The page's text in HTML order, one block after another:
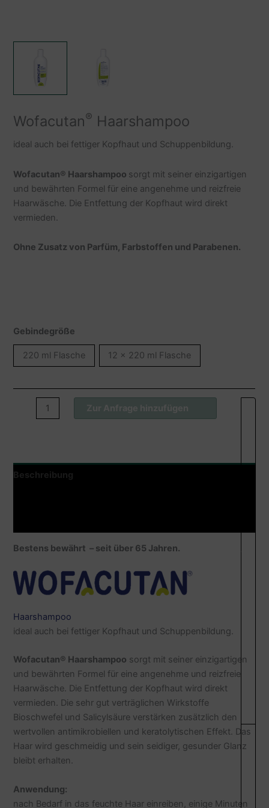
Wofacutan® Haarshampoo
ideal auch bei fettiger Kopfhaut und Schuppenbildung.
Wofacutan® Haarshampoo sorgt mit seiner einzigartigen
und bewährten Formel für eine angenehme und reizfreie
Haarwäsche. Die Entfettung der Kopfhaut wird direkt
vermieden.
Ohne Zusatz von Parfüm, Farbstoffen und Parabenen.
Gebindegröße
220 ml Flasche 12 x 220 ml Flasche
Wofacutan®
Haarshampoo
Beschreibung
Bestens bewährt – seit über 65 Jahren.
Haarshampoo
ideal auch bei fettiger Kopfhaut und Schuppenbildung.
Wofacutan® Haarshampoo sorgt mit seiner einzigartigen
und bewährten Formel für eine angenehme und reizfreie
Haarwäsche. Die Entfettung der Kopfhaut wird direkt
vermieden. Die sehr gut verträglichen Wirkstoffe
Bioschwefel und Salicylsäure verstärken zusätzlich den
wertvollen antimikrobiellen und keratolytischen Effekt. Das
Haar wird geschmeidig und sein seidiger, gesunder Glanz
bleibt erhalten.
Anwendung:
nach Bedarf in das feuchte Haar einreiben, einige Minuten